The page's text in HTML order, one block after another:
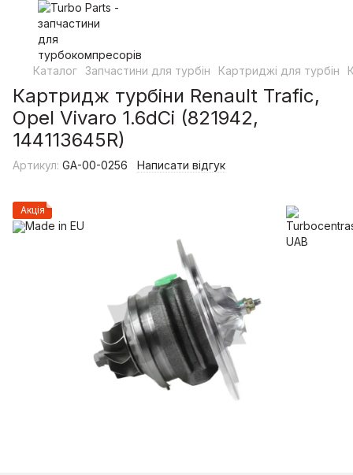
Каталог Запчастини для турбін Картриджі для турбін
Картридж турбіни Renault Trafic,
Opel Vivaro 1.6dCi (821942,
144113645R)
Артикул: GA-00-0256 Написати відгук
Акція